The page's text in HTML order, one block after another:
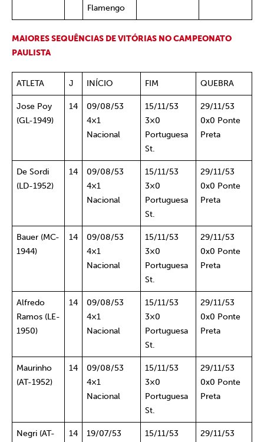
Flamengo
MAIORES SEQUÊNCIAS DE VITÓRIAS NO CAMPEONATO
PAULISTA
ATLETA J INÍCIO FIM QUEBRA
Jose Poy
(GL-1949)
14
09/08/53
4×1
Nacional
15/11/53
3×0
Portuguesa
St.
29/11/53
0x0 Ponte
Preta
De Sordi
(LD-1952)
14
09/08/53
4×1
Nacional
15/11/53
3×0
Portuguesa
St.
29/11/53
0x0 Ponte
Preta
Bauer (MC-
1944)
14
09/08/53
4×1
Nacional
15/11/53
3×0
Portuguesa
St.
29/11/53
0x0 Ponte
Preta
Alfredo
Ramos (LE-
1950)
14
09/08/53
4×1
Nacional
15/11/53
3×0
Portuguesa
St.
29/11/53
0x0 Ponte
Preta
Maurinho
(AT-1952)
14
09/08/53
4×1
Nacional
15/11/53
3×0
Portuguesa
St.
29/11/53
0x0 Ponte
Preta
Negri (AT-
14
19/07/53
15/11/53
29/11/53